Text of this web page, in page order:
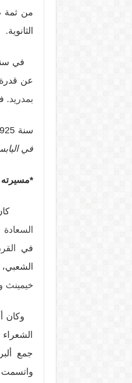
الثانوية.
في
عن قدرة
بمدريد. في 1920 توفي والده
سنة 1925 حصل على
في
*مسيرته
كان
السعادة
في
خيمينث
وكان
جمع
واتسمت